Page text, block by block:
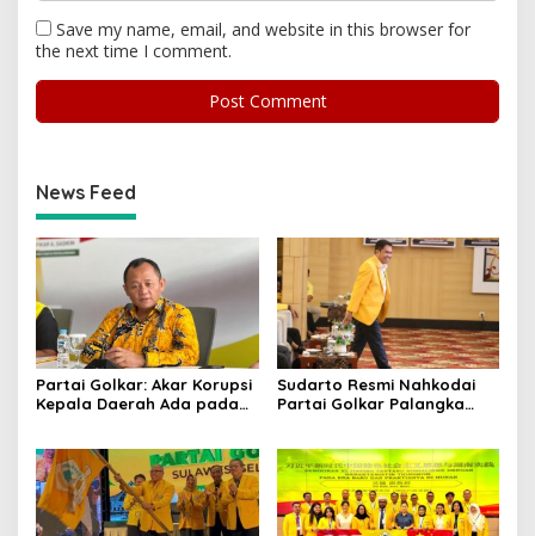
Save my name, email, and website in this browser for
the next time I comment.
News Feed
Partai Golkar: Akar Korupsi
Kepala Daerah Ada pada
Sudarto Resmi Nahkodai
Partai Golkar Palangka
Dipercaya Rakyat